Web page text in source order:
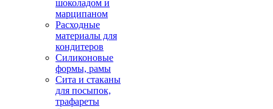
шоколадом и
марципаном
Расходные
материалы для
кондитеров
Силиконовые
формы, рамы
Сита и стаканы
для посыпок,
трафареты